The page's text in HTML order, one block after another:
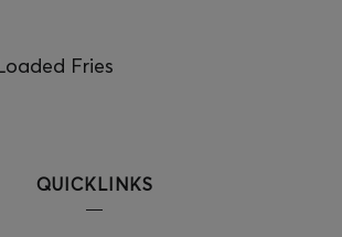
Fries
QUICKLINKS